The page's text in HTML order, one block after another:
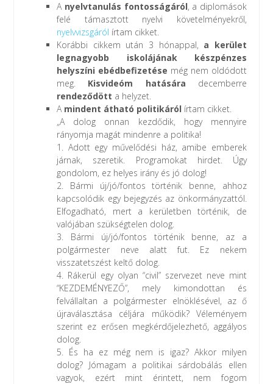
A nyelvtanulás fontosságáról, a diplomások
felé támasztott nyelvi követelményekről,
nyelvvizsgáról írtam cikket.
Korábbi cikkem után 3 hónappal, a kerület
legnagyobb iskolájának készpénzes
helyszíni ebédbefizetése még nem oldódott
meg. Kisvideóm hatására decemberre
rendeződött a helyzet.
A mindent átható politikáról írtam cikket.
„A dolog onnan kezdődik, hogy mennyire
rányomja magát mindenre a politika!
1. Adott egy művelődési ház, amibe emberek
járnak, szeretik. Programokat hirdet. Úgy
gondolom, ez helyes irány és jó dolog!
2. Bármi új/jó/fontos történik benne, ahhoz
kapcsolódik egy bejegyzés az önkormányzattól.
Elfogadható, mert a kerületben történik, de
valójában szükségtelen dolog.
3. Bármi új/jó/fontos történik benne, az a
polgármester neve alatt fut. Ez nekem
visszatetszést keltő dolog.
4. Rákerül egy olyan “civil” szervezet neve mint
“KEZDEMÉNYEZŐ”, mely kimondottan és
felvállaltan a polgármester elnöklésével, az ő
újraválasztása céljára működik? Véleményem
szerint ez erősen megkérdőjelezhető, aggályos
dolog.
5. És ha ez még nem is igaz? Akkor milyen
dolog? Jómagam a politikai sárdobálás ellen
vagyok, ezért mint érintett, nem fogom